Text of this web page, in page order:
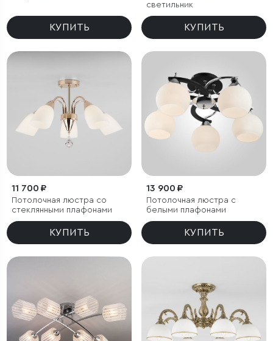
КУПИТЬ
светильник
КУПИТЬ
11 700 ₽
Потолочная люстра со
стеклянными плафонами
КУПИТЬ
13 900 ₽
Потолочная люстра с
белыми плафонами
КУПИТЬ